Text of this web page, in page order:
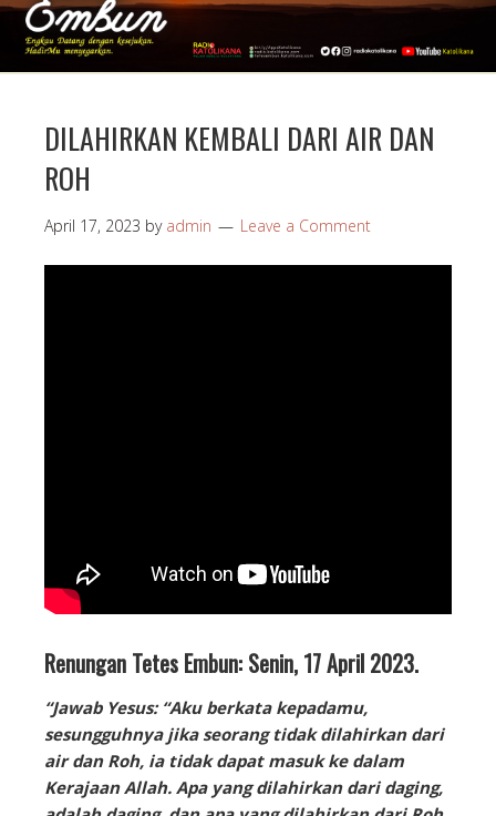
DILAHIRKAN KEMBALI DARI AIR DAN
ROH
April 17, 2023 by admin Leave a Comment
Renungan Tetes Embun: Senin, 17 April 2023.
“Jawab Yesus: “Aku berkata kepadamu,
sesungguhnya jika seorang tidak dilahirkan dari
air dan Roh, ia tidak dapat masuk ke dalam
Kerajaan Allah. Apa yang dilahirkan dari daging,